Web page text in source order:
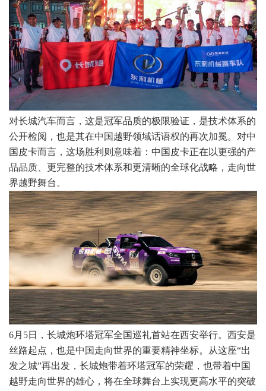
对长城汽车而言，这是冠军品质的极限验证，是技术体系的
公开检阅，也是其在中国越野领域话语权的再次加冕。对中
国皮卡而言，这场胜利则意味着：中国皮卡正在以更强的产
品品质、更完整的技术体系和更清晰的全球化战略，走向世
界越野舞台。
6月5日，长城炮环塔冠军全国巡礼首站在西安举行。西安是
丝路起点，也是中国走向世界的重要精神坐标。从这座“出
发之城”再出发，长城炮带着环塔冠军的荣耀，也带着中国
越野走向世界的雄心，将在全球舞台上实现更高水平的突破